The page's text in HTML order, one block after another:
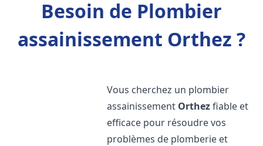
Besoin de Plombier
assainissement Orthez ?
Vous cherchez un plombier
assainissement Orthezfiable et
efficace pour résoudre vos
problèmes de plomberie et